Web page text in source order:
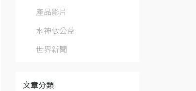
產品影片
水神做公益
世界新聞
文章分類